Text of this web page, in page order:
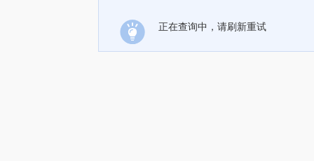
正在查询中，请刷新重试